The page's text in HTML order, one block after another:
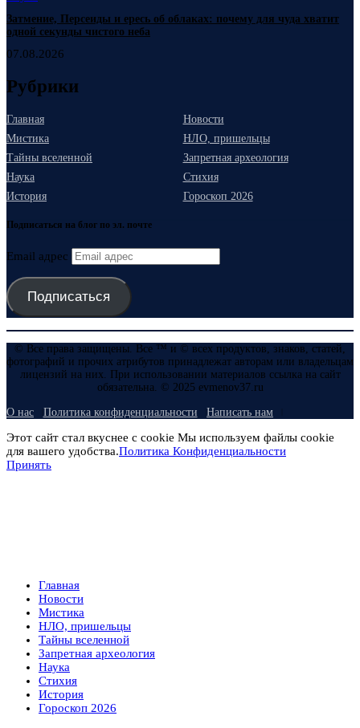
Затмение, Персеиды и ересь об облаках: почему для чуда хватит
одной секунды чистого неба
07.08.2026
Рубрики
Главная
Новости
Мистика
НЛО, пришельцы
Тайны вселенной
Запретная археология
Наука
Стихия
История
Гороскоп 2026
Подписаться на блог по эл. почте
Email адрес
Подписаться
© Все права защищены. Все ™ и © всех продуктов, знаков, статей,
фотографий и прочих атрибутов принадлежат авторам или владельцам
лицензий на них. При использовании материалов ссылка на сайт
обязательна. © 2025 evmenov37.ru
О нас Политика конфиденциальности Написать нам
Этот сайт стал вкуснее с cookie Мы используем файлы cookie
для вашего удобства.Политика Конфиденциальности
Принять
Главная
Новости
Мистика
НЛО, пришельцы
Тайны вселенной
Запретная археология
Наука
Стихия
История
Гороскоп 2026